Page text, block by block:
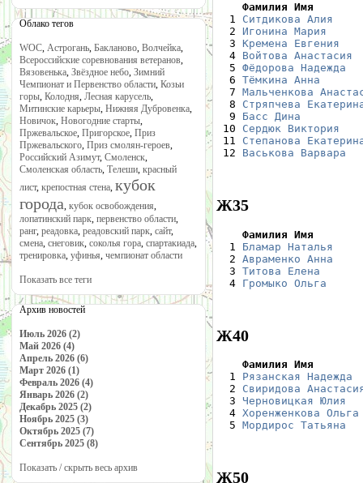
Облако тегов
WOC, Астрогань, Бакланово, Волчейка,
Всероссийские соревнования ветеранов,
Вязовенька, Звёздное небо, Зимний
Чемпионат и Первенство области, Козьи
горы, Колодня, Лесная карусель,
Митинские карьеры, Нижняя Дубровенка,
Новичок, Новогодние старты,
Пржевальское, Пригорское, Приз
Пржевальского, Приз смолян-героев,
Российский Азимут, Смоленск,
Смоленская область, Телеши, красный
лист, крепостная стена, кубок
города, кубок освобождения,
лопатинский парк, первенство области,
ранг, реадовка, реадовский парк, сайт,
смена, снеговик, соколья гора, спартакиада,
тренировка, уфинья, чемпионат области
Показать все теги
Архив новостей
Июль 2026 (2)
Май 2026 (4)
Апрель 2026 (6)
Март 2026 (1)
Февраль 2026 (4)
Январь 2026 (2)
Декабрь 2025 (2)
Ноябрь 2025 (3)
Октябрь 2025 (7)
Сентябрь 2025 (8)
Показать / скрыть весь архив
Фамилия Имя
1 Ситдикова Алия
  2
Игонина Мария
  3
Кремена Евгения
  4
Войтова Анастасия
  5
Фёдорова Надежда
  6
Тёмкина Анна
  7
Мальченкова
  8
Стряпчева
  9
Басс Дина
10 Сердюк Виктория
11 Степанова
12 Васькова Варвара
Ж35
Фамилия Имя
1 Бламар Наталья
  2
Авраменко Анна
  3
Титова Елена
  4
Громыко Ольга
Ж40
Фамилия Имя
1 Рязанская Надежда
  2
Свиридова
  3
Черновицкая Юлия
  4
Хоренженкова Ольга
  5
Мордирос Татьяна
Ж50